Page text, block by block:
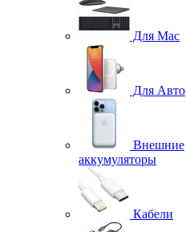
Для Mac
Для Авто
Внешние
аккумуляторы
Кабели